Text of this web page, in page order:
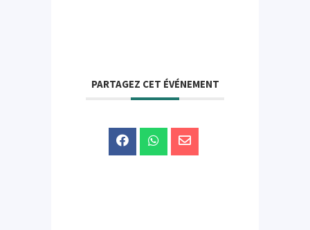
PARTAGEZ CET ÉVÉNEMENT